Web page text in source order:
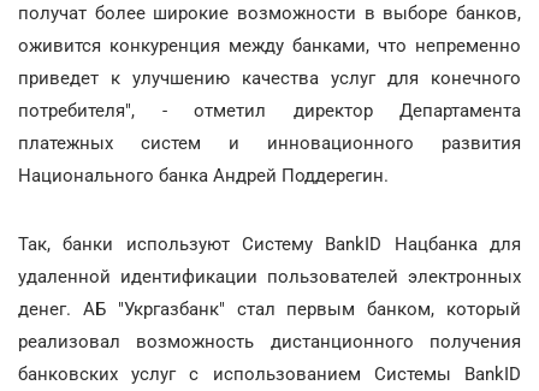
получат более широкие возможности в выборе банков,
оживится конкуренция между банками, что непременно
приведет к улучшению качества услуг для конечного
потребителя", - отметил директор Департамента
платежных систем и инновационного развития
Национального банка Андрей Поддерегин.
Так, банки используют Систему BankID Нацбанка для
удаленной идентификации пользователей электронных
денег. АБ "Укргазбанк" стал первым банком, который
реализовал возможность дистанционного получения
банковских услуг с использованием Системы BankID